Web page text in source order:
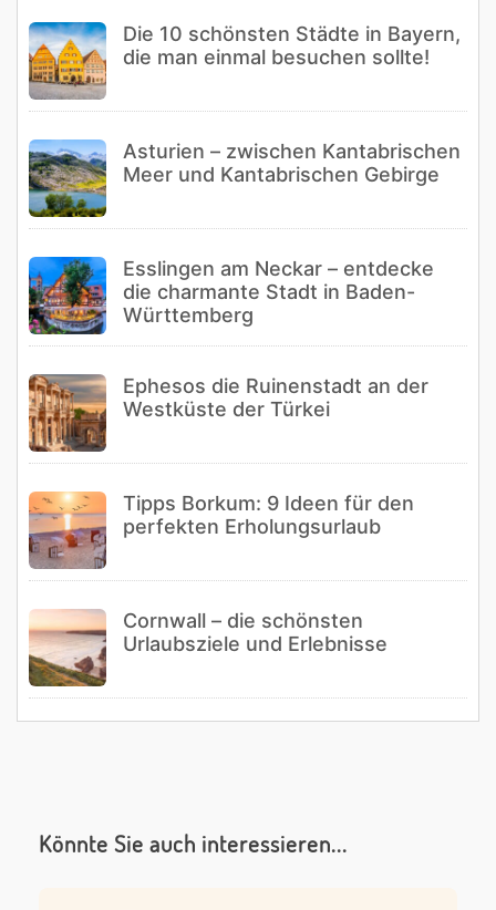
Die 10 schönsten Städte in Bayern,
die man einmal besuchen sollte!
Asturien – zwischen Kantabrischen
Meer und Kantabrischen Gebirge
Esslingen am Neckar – entdecke
die charmante Stadt in Baden-
Württemberg
Ephesos die Ruinenstadt an der
Westküste der Türkei
Tipps Borkum: 9 Ideen für den
perfekten Erholungsurlaub
Cornwall – die schönsten
Urlaubsziele und Erlebnisse
Könnte Sie auch interessieren...